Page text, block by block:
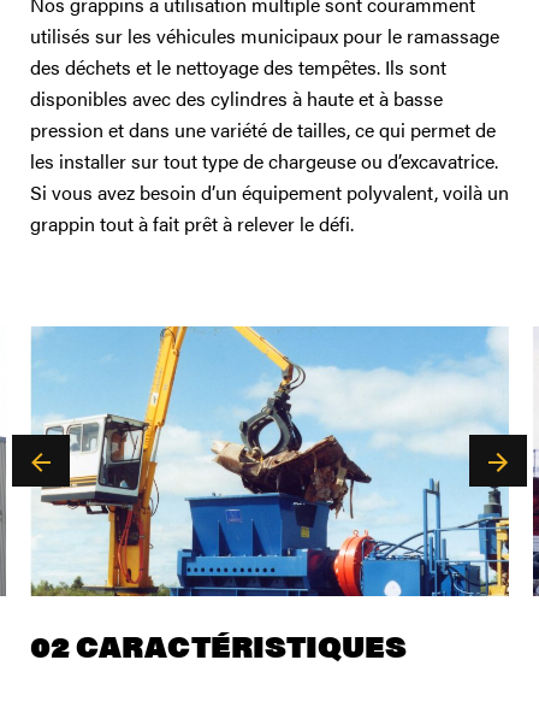
utilisés sur les véhicules municipaux pour le ramassage
des déchets et le nettoyage des tempêtes. Ils sont
disponibles avec des cylindres à haute et à basse
pression et dans une variété de tailles, ce qui permet de
les installer sur tout type de chargeuse ou d’excavatrice.
Si vous avez besoin d’un équipement polyvalent, voilà un
grappin tout à fait prêt à relever le défi.
02 CARACTÉRISTIQUES